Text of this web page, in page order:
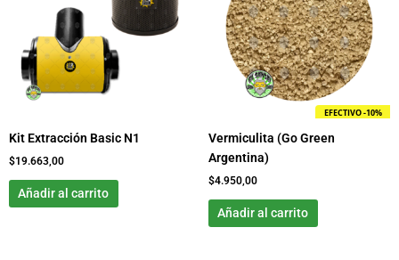
Kit Extracción Basic N1
$19.663,00
Añadir al carrito
EFECTIVO -10%
Vermiculita (Go Green
Argentina)
$4.950,00
Añadir al carrito